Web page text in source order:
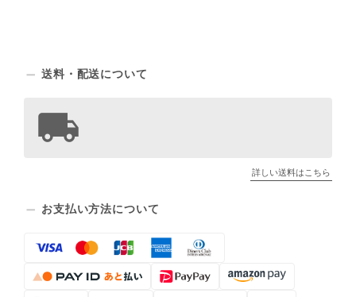
送料・配送について
詳しい送料はこちら
お支払い方法について